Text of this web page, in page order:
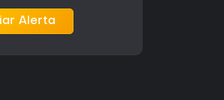
Alerta